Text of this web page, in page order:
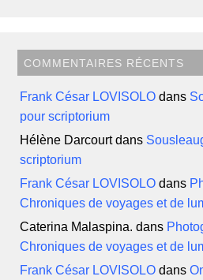
COMMENTAIRES RÉCENTS
Frank César LOVISOLO dans
pour scriptorium
Hélène Darcourtdans
scriptorium
Frank César LOVISOLO dans
Chroniques de voyages et de
Caterina Malaspina. dans
Chroniques de voyages et de
Frank César LOVISOLO dans